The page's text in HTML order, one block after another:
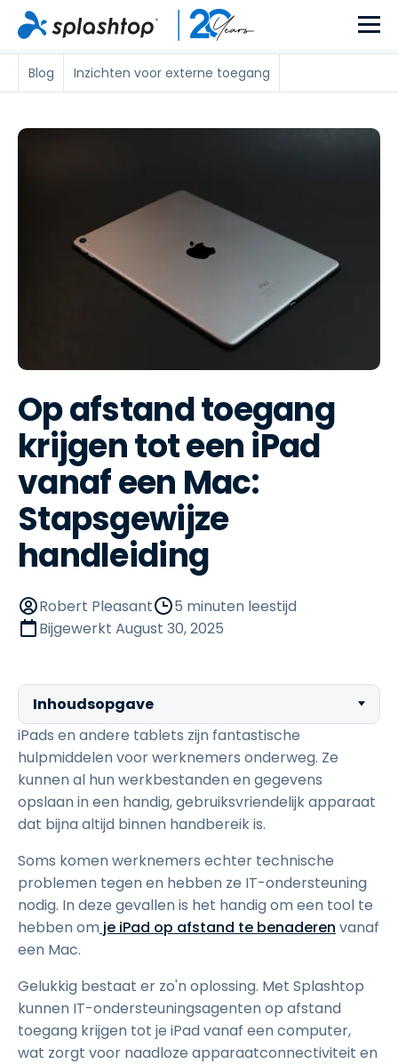
Blog Inzichten voor externe toegang
Op afstand toegang
krijgen tot een iPad
vanaf een Mac:
Stapsgewijze
handleiding
Robert Pleasant
5 minuten leestijd
Bijgewerkt August 30, 2025
Inhoudsopgave
iPads en andere tablets zijn fantastische
hulpmiddelen voor werknemers onderweg. Ze
kunnen al hun werkbestanden en gegevens
opslaan in een handig, gebruiksvriendelijk apparaat
dat bijna altijd binnen handbereik is.
Soms komen werknemers echter technische
problemen tegen en hebben ze IT-ondersteuning
nodig. In deze gevallen is het handig om een tool te
hebben om je iPad op afstand te benaderen vanaf
een Mac.
Gelukkig bestaat er zo'n oplossing. Met Splashtop
kunnen IT-ondersteuningsagenten op afstand
toegang krijgen tot je iPad vanaf een computer,
wat zorgt voor naadloze apparaatconnectiviteit en